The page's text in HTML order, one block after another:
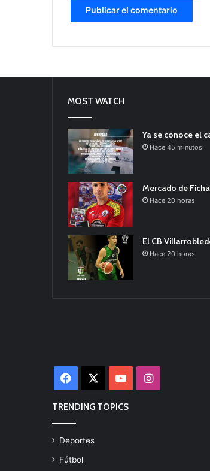
MOST WATCH
Ya se conoce el
Hace 45 minutos
Mercado de
Hace 20 horas
El CB
Hace 20 horas
Facebook YouTubeInstagram
TRENDING TOPICS
Deportes
Fútbol